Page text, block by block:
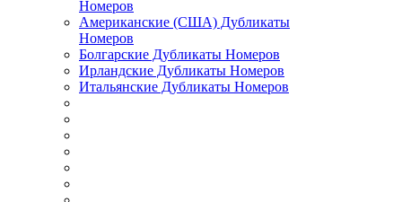
Номеров
Американские (США) Дубликаты
Номеров
Болгарские Дубликаты Номеров
Ирландские Дубликаты Номеров
Итальянские Дубликаты Номеров